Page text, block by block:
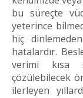
bu süreçte
yeterince
hiç
hatalardır.
verimi kısa
çözülebilecek
ilerleyen